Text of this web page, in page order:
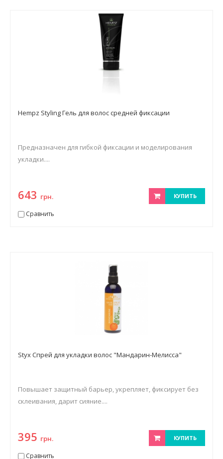
Hempz Styling Гель для волос средней фиксации
Предназначен для гибкой фиксации и моделирования
укладки....
643 грн. КУПИТЬ
Сравнить
Styx Спрей для укладки волос "Мандарин-Мелисса"
Повышает защитный барьер, укрепляет, фиксирует без
склеивания, дарит сияние....
395 грн. КУПИТЬ
Сравнить